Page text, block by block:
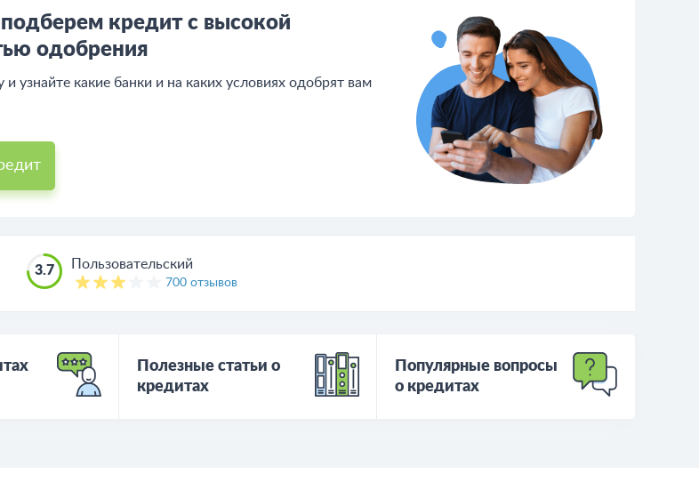
кредит с высокой
и узнайте какие банки и на каких условиях одобрят вам
700 отзывов